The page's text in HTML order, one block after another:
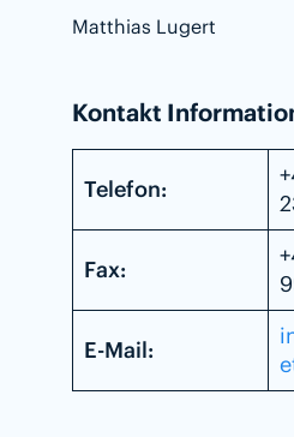
Matthias Lugert
Kontakt
Telefon:
Fax:
E-Mail: